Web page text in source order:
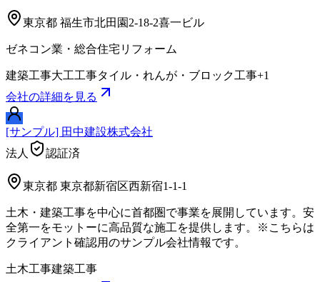
東京都 福生市北田園2-18-2喜一ビル
ゼネコン業・総合住宅リフォーム
建築工事大工工事タイル・れんが・ブロック工事+1
会社の詳細を見る
[サンプル] 田中建設株式会社
法人
認証済
東京都 東京都新宿区西新宿1-1-1
土木・建築工事を中心に首都圏で事業を展開しています。安
全第一をモットーに高品質な施工を提供します。※こちらは
クライアント確認用のサンプル会社情報です。
土木工事建築工事